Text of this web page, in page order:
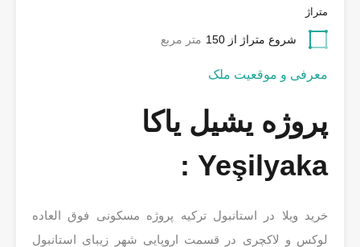
متراژ
شروع متراژ از 150 متر مربع
معرفی و موقعیت ملک
‎پروژه یشیل یاکا
Yeşilyaka :
خرید ویلا در استانبول ترکیه پروژه مسکونی فوق العاده
لوکس و لاکچری در قسمت اروپایی شهر زیبای استانبول